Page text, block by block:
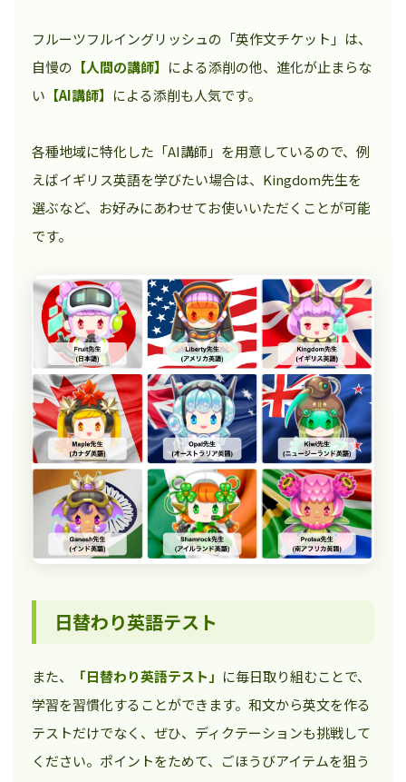
フルーツフルイングリッシュの「英作文チケット」は、
自慢の 【人間の講師】 による添削の他、進化が止まらな
い 【AI講師】 による添削も人気です。
各種地域に特化した「AI講師」を用意しているので、例
えばイギリス英語を学びたい場合は、Kingdom先生を
選ぶなど、お好みにあわせてお使いいただくことが可能
です。
日替わり英語テスト
また、 「日替わり英語テスト」 に毎日取り組むことで、
学習を習慣化することができます。和文から英文を作る
テストだけでなく、ぜひ、ディクテーションも挑戦して
ください。ポイントをためて、ごほうびアイテムを狙う